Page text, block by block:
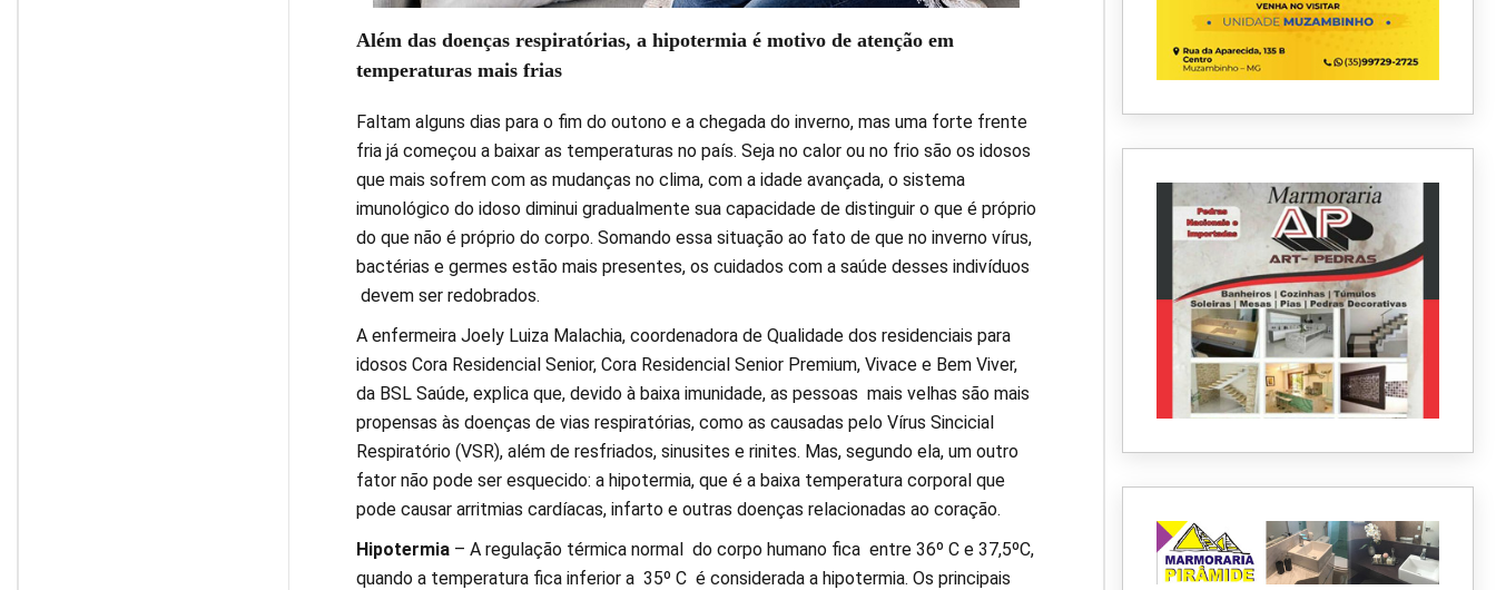
Além das doenças respiratórias, a hipotermia é motivo de atenção em
temperaturas mais frias
Faltam alguns dias para o fim do outono e a chegada do inverno, mas uma forte frente
fria já começou a baixar as temperaturas no país. Seja no calor ou no frio são os idosos
que mais sofrem com as mudanças no clima, com a idade avançada, o sistema
imunológico do idoso diminui gradualmente sua capacidade de distinguir o que é próprio
do que não é próprio do corpo. Somando essa situação ao fato de que no inverno vírus,
bactérias e germes estão mais presentes, os cuidados com a saúde desses indivíduos
devem ser redobrados.
A enfermeira Joely Luiza Malachia, coordenadora de Qualidade dos residenciais para
idosos Cora Residencial Senior, Cora Residencial Senior Premium, Vivace e Bem Viver,
da BSL Saúde, explica que, devido à baixa imunidade, as pessoas mais velhas são mais
propensas às doenças de vias respiratórias, como as causadas pelo Vírus Sincicial
Respiratório (VSR), além de resfriados, sinusites e rinites. Mas, segundo ela, um outro
fator não pode ser esquecido: a hipotermia, que é a baixa temperatura corporal que
pode causar arritmias cardíacas, infarto e outras doenças relacionadas ao coração.
Hipotermia – A regulação térmica normal do corpo humano fica entre 36º C e 37,5ºC,
quando a temperatura fica inferior a 35º C é considerada a hipotermia. Os principais